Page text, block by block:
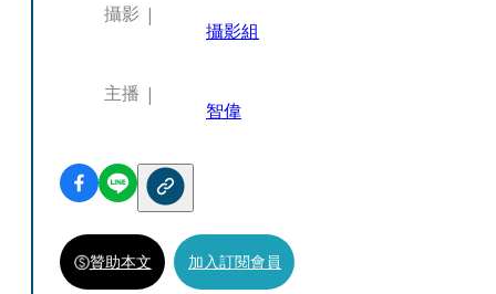
攝影
攝影組
主播
智偉
贊助本文 加入訂閱會員